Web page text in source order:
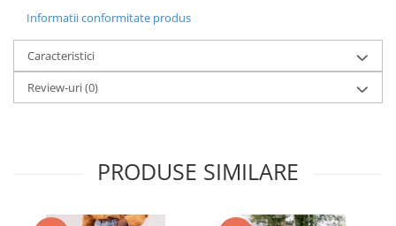
Informatii conformitate produs
Caracteristici
Review-uri(0)
PRODUSE SIMILARE